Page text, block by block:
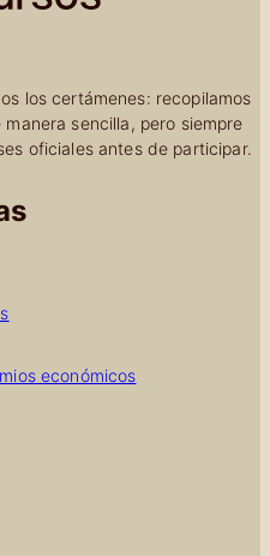
los certámenes: recopilamos
sencilla, pero siempre
oficiales antes de participar.
económicos